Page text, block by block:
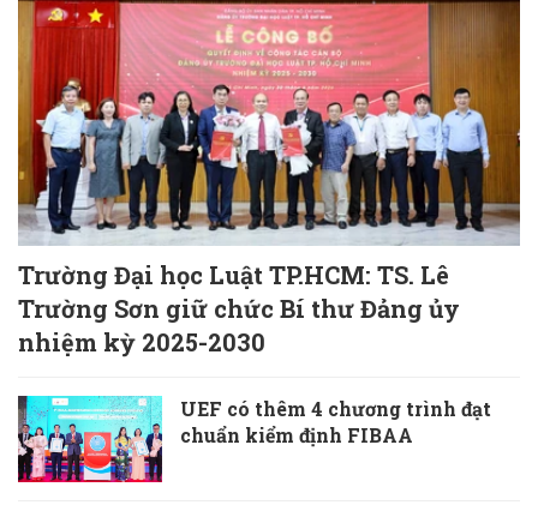
Trường Đại học Luật TP.HCM: TS. Lê
Trường Sơn giữ chức Bí thư Đảng ủy
nhiệm kỳ 2025-2030
UEF có thêm 4 chương trình đạt
chuẩn kiểm định FIBAA